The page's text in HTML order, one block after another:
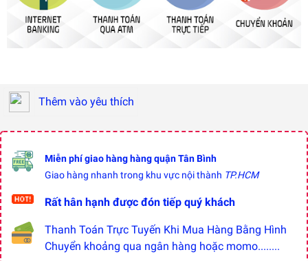
Thêm vào yêu thích
Miễn phí giao hàng hàng quận Tân Bình
Giao hàng nhanh trong khu vực nội thành TP.HCM
Rất hân hạnh được đón tiếp quý khách
Thanh Toán Trực Tuyến Khi Mua Hàng Bằng Hình
Chuyển khoảng qua ngân hàng hoặc momo........